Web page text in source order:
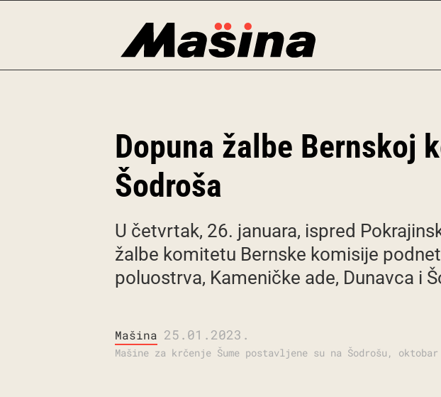
Dopuna žalbe Bernskoj
Šodroša
U četvrtak, 26. januara, ispred
žalbe komitetu Bernske komisije
poluostrva, Kameničke ade, Dunavca i
Mašina 25.01.2023.
Mašine za krčenje Šume postavljene su na Šodrošu,